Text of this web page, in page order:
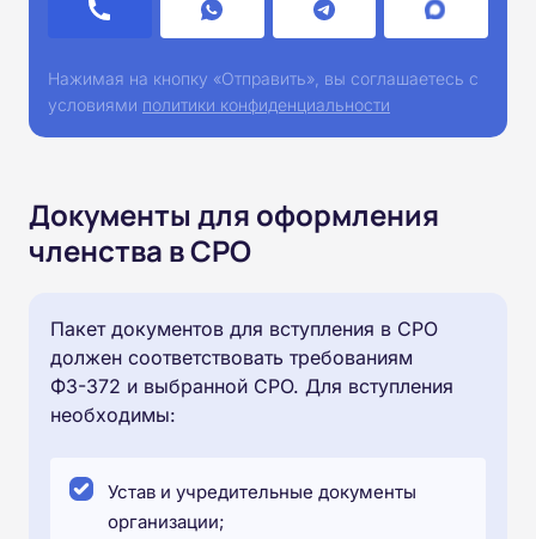
Нажимая на кнопку «Отправить», вы соглашаетесь с
условиями политики конфиденциальности
Документы для оформления
членства в СРО
Пакет документов для вступления в СРО
должен соответствовать требованиям
ФЗ-372 и выбранной СРО. Для вступления
необходимы:
Устав и учредительные документы
организации;